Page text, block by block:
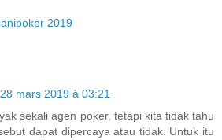
2019
28 mars 2019 à 03:21
sekali agen poker, tetapi kita tidak tahu
dapat dipercaya atau tidak. Untuk itu